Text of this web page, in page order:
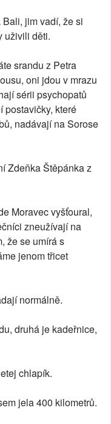
jim vadí, že si
uživili děti.
srandu z Petra
oni jdou v mrazu
sérii psychopatů
postavičky, které
nadávají na Sorose
Zdeňka Štěpánka z
Moravec vyšťoural,
zneužívají na
že se umírá s
jenom třicet
normálně.
druhá je kadeřnice,
chlapík.
jela 400 kilometrů.